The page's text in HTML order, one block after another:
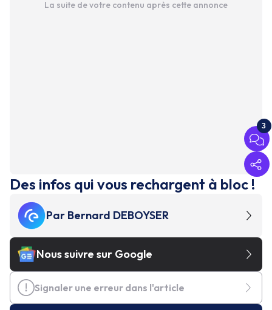
La suite de votre contenu après cette annonce
3
Des infos qui vous rechargent à bloc !
Par Bernard DEBOYSER
Nous suivre sur Google
Signaler une erreur dans l'article